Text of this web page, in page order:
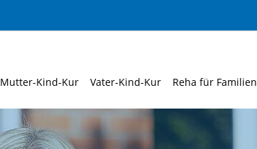
Mutter-Kind-Kur Vater-Kind-Kur Reha für Familien